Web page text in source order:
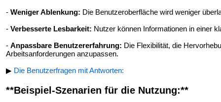
- Weniger Ablenkung: Die Benutzeroberfläche wird weniger
- Verbesserte Lesbarkeit: Nutzer können Informationen in einer
- Anpassbare Benutzererfahrung: Die Flexibilität, die
Arbeitsanforderungen anzupassen.
▶ Die Benutzerfragen mit Antworten:
**Beispiel-Szenarien für die Nutzung:**